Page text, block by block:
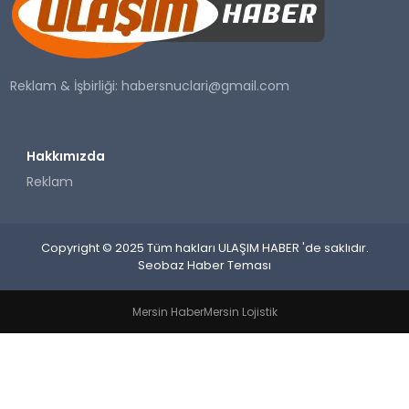
SAĞLIK
YAŞAM
Reklam & İşbirliği:habersnuclari@gmail.com
Hakkımızda
Reklam
Copyright © 2025 Tüm hakları ULAŞIM HABER 'de saklıdır.
Seobaz Haber Teması
Mersin HaberMersin Lojistik